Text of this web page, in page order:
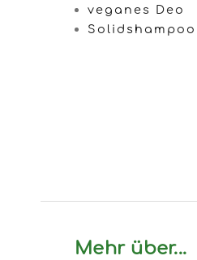
veganes Deo
Solidshampoo
Mehr über...